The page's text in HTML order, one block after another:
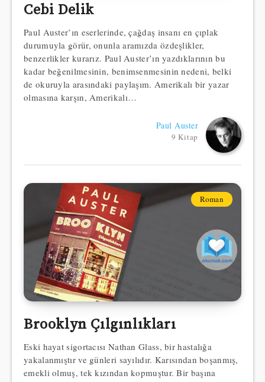
Cebi Delik
Paul Auster’ın eserlerinde, çağdaş insanı en çıplak
durumuyla görür, onunla aramızda özdeşlikler,
benzerlikler kurarız. Paul Aus­ter’ın yazdıklarının bu
kadar beğenilmesinin, benimsenmesinin nedeni, belki
de okuruyla arasındaki paylaşım. Amerikalı bir yazar
olmasına karşın, Amerikalı…
Paul Auster
9 Kitap
Roman
Brooklyn Çılgınlıkları
Eski hayat sigortacısı Nathan Glass, bir hastalığa
yakalanmıştır ve günleri sayılıdır. Karısından boşanmış,
emekli olmuş, tek kızından kopmuştur. Bir başına